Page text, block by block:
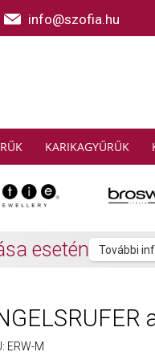
info@szofia.hu
KARIKAGYŰRŰK
információk
ERW-M